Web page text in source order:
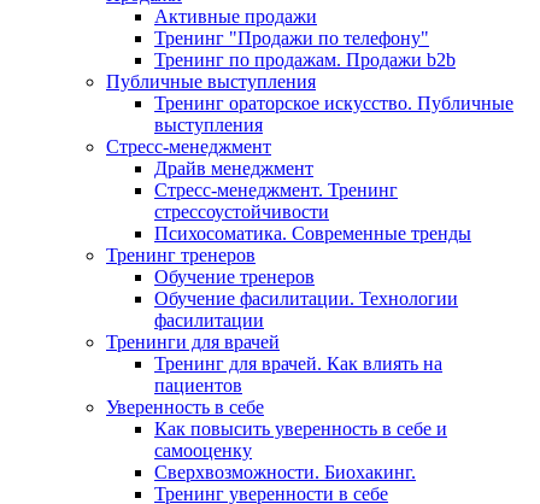
Активные продажи
Тренинг "Продажи по телефону"
Тренинг по продажам. Продажи b2b
Публичные выступления
Тренинг ораторское искусство. Публичные
выступления
Стресс-менеджмент
Драйв менеджмент
Стресс-менеджмент. Тренинг
стрессоустойчивости
Психосоматика. Современные тренды
Тренинг тренеров
Обучение тренеров
Обучение фасилитации. Технологии
фасилитации
Тренинги для врачей
Тренинг для врачей. Как влиять на
пациентов
Уверенность в себе
Как повысить уверенность в себе и
самооценку
Сверхвозможности. Биохакинг.
Тренинг уверенности в себе